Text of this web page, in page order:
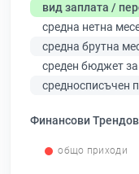
вид заплата /
средна нетна
средна брутна
среден бюджет
средносписъчен
Финансови
общо приходи